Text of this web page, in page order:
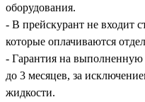
оборудования.
- В прейскурант не входит
которые оплачиваются
- Гарантия на
до 3 месяцев, за
жидкости.